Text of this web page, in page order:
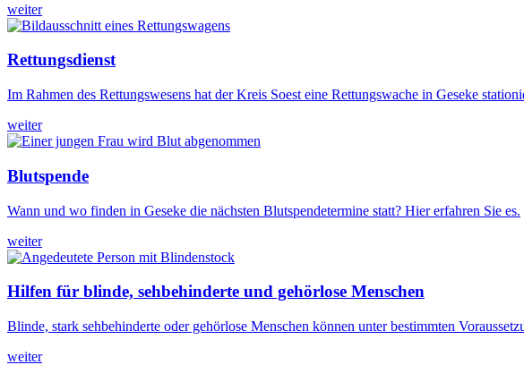
weiter
Rettungsdienst
Im Rahmen des Rettungswesens hat der Kreis Soest eine Rettungswache in Geseke
weiter
Blutspende
Wann und wo finden in Geseke die nächsten Blutspendetermine statt? Hier erfahren Sie es.
weiter
Hilfen für blinde, sehbehinderte und gehörlose Menschen
Blinde, stark sehbehinderte oder gehörlose Menschen können unter bestimmten
weiter